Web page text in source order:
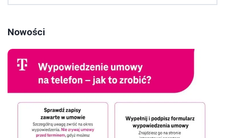
Nowości